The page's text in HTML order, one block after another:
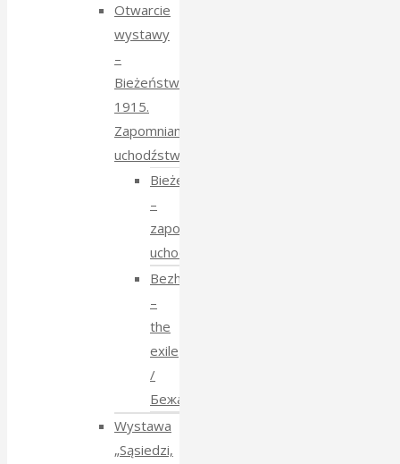
Otwarcie
wystawy
–
Bieżeństwo
1915.
Zapomniane
uchodźstwo
Bieżeństwo
–
zapomniane
uchodźstwo
Bezhenstvo
–
the
exile
/
Бежанства
Wystawa
„Sąsiedzi,